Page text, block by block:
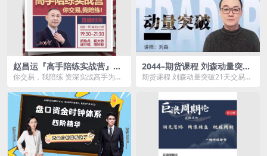
赵昌运『高手陪练实战营』第
一期，抓热点、解大势、读行
你交易，我陪练 资深实战高手为您
开始股市成长之路...
2044–期货课程 刘森动量突破
21天交易员养成八期
期货课程 刘森动量突破21天交易员